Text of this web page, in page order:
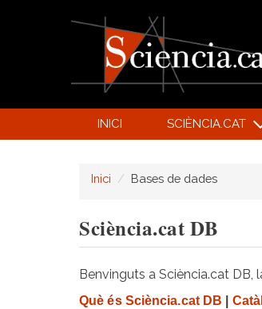
INICI SCIÈNCIA.CAT
Inici Bases de dades
Sciència.cat DB
Benvinguts a Sciència.cat DB,
Què és Sciència.cat DB